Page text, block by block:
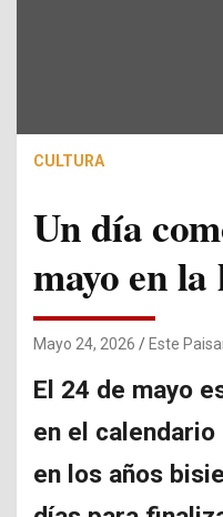
CULTURA
Un día
mayo en
Mayo 24, 2026 Este
El 24 de mayo
en el
en los años